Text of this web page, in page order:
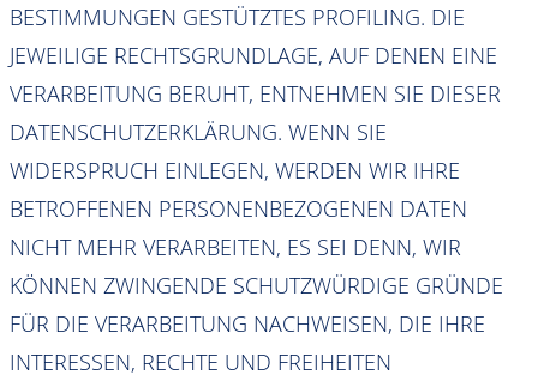
BESTIMMUNGEN GESTÜTZTES PROFILING. DIE
JEWEILIGE RECHTSGRUNDLAGE, AUF DENEN EINE
VERARBEITUNG BERUHT, ENTNEHMEN SIE DIESER
DATENSCHUTZERKLÄRUNG. WENN SIE
WIDERSPRUCH EINLEGEN, WERDEN WIR IHRE
BETROFFENEN PERSONENBEZOGENEN DATEN
NICHT MEHR VERARBEITEN, ES SEI DENN, WIR
KÖNNEN ZWINGENDE SCHUTZWÜRDIGE GRÜNDE
FÜR DIE VERARBEITUNG NACHWEISEN, DIE IHRE
INTERESSEN, RECHTE UND FREIHEITEN